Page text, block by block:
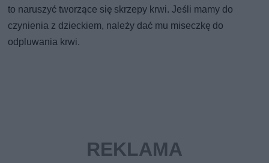
to naruszyć tworzące się skrzepy krwi. Jeśli mamy do
czynienia z dzieckiem, należy dać mu miseczkę do
odpluwania krwi.